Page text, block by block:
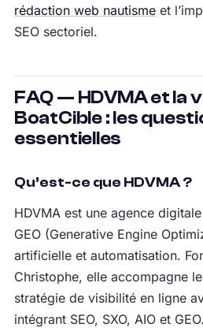
rédaction web nautismeet
SEO sectoriel.
FAQ — HDVMA et la
BoatCible : les
essentielles
Qu’est-ce que HDVMA ?
HDVMA est une agence
GEO (Generative Engine
artificielle et automatisation.
Christophe, elle accompagne
stratégie de visibilité en ligne
intégrant SEO, SXO, AIO et GEO.